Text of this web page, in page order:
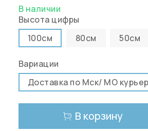
В наличии
Высота цифры
100см
80см 50см
Вариации
Доставка по Мск/ МО
В корзину